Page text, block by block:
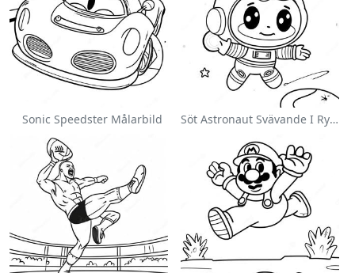
Sonic Speedster Målarbild Söt Astronaut Svävande I Rymden Målarbild